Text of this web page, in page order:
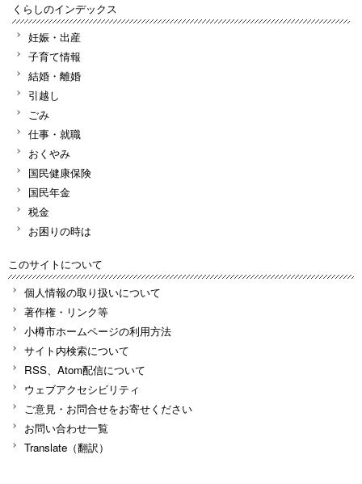
くらしのインデックス
妊娠・出産
子育て情報
結婚・離婚
引越し
ごみ
仕事・就職
おくやみ
国民健康保険
国民年金
税金
お困りの時は
このサイトについて
個人情報の取り扱いについて
著作権・リンク等
小樽市ホームページの利用方法
サイト内検索について
RSS、Atom配信について
ウェブアクセシビリティ
ご意見・お問合せをお寄せください
お問い合わせ一覧
Translate（翻訳）